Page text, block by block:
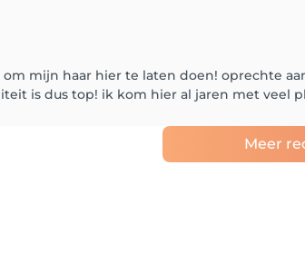
mijn haar hier te laten doen! oprechte
is dus top! ik kom hier al jaren met veel
Meer